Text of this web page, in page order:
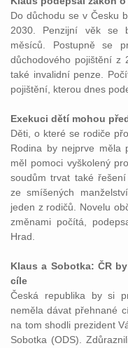
Do důchodu se v Česku
2030. Penzijní věk se
měsíců. Postupně se
důchodového pojištění
také invalidní penze.
pojištění, kterou dnes
Exekuci dětí mohou
Děti, o které se rodiče
Rodina by nejprve měla
měl pomoci vyškolený
soudům trvat také
ze smíšených
jeden z rodičů. Novelu
změnami počítá,
Hrad.
Klaus a Sobotka: ČR
cíle
Česká republika by si
neměla dávat přehnané
na tom shodli prezident
Sobotka (ODS).